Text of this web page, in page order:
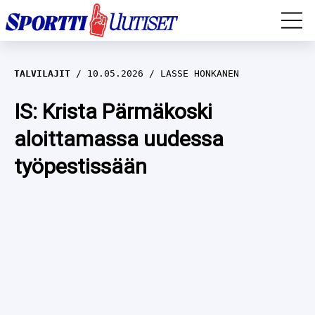
EM-YLEISURHEILU
JÄÄKIEKKO
YLEISURHEILU
WILMA HELTELÄ
TALVILAJIT
TALVILAJIT 10.05.2026 LASSE HONKANEN
IS: Krista Pärmäkoski
aloittamassa uudessa
työpestissään